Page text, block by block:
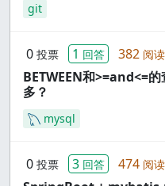
git
0 投票 1 回答 382 阅读
BETWEEN和>=and<=
多？
mysql
0 投票 3 回答 474 阅读